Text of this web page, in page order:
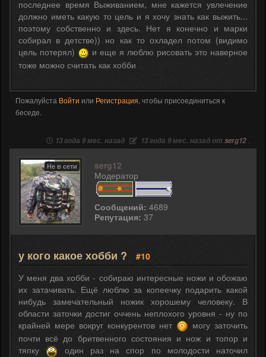
последнее время Выживанием, мне кажется увлечение
должно иметь какую то цель и я хочу знать как выжить...
поэтому собственно и здесь. Нет я конечно и марки
собирал в детстве)) но как то охладел потом (видимо
цель потерял)
и еще я люблю рисовать это наверное
тоже можно считать как хобби
Пожалуйста Войти или Регистрация, чтобы присоединиться к
беседе.
13 года 9 мес. назад 13 года 9 мес. назад от serg12 .
Не в сети
serg12
Модератор
Сообщений: 4689
Репутация: 37
у кого какое хобби ?
#10
У меня два хобби - собираю интересные ножи и обожаю
их затачивать. Ещё люблю за копеечку подарить какой
нибудь замечательный ножик хорошему человеку. В
области заточки достиг оччень неплохого уровня - ну по
крайней мере вокруг конкурентов нет
могу заточить
почти всё до бритвенного состояния и нож и топор и
тяпку
один раз на спор по молодости наточил